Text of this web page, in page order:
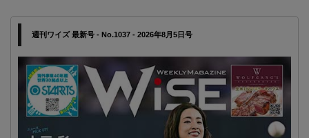
週刊ワイズ 最新号 - No.1037 - 2026年8月5日号